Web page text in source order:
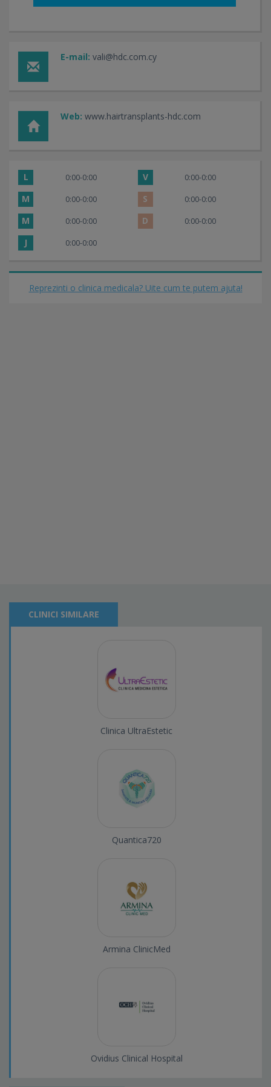
atractiv pentru a combina un implant de par cu un
E-mail: vali@hdc.com.cy
Web: www.hairtransplants-hdc.com
L 0:00-0:00 V 0:00-0:00
M 0:00-0:00 S 0:00-0:00
M 0:00-0:00 D 0:00-0:00
J 0:00-0:00
Reprezinti o clinica medicala? Uite cum te putem ajuta!
CLINICI SIMILARE
Clinica UltraEstetic
Quantica720
Armina ClinicMed
Ovidius Clinical Hospital